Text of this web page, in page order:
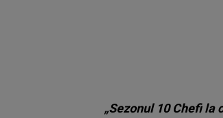
„Sezonul 10 Chefi la